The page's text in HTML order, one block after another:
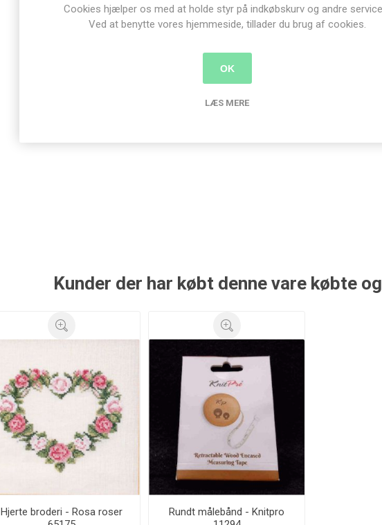
Kunder der har købt denne vare købte
Hjerte broderi - Rosa roser
Rundt målebånd - Knitpro
Cookies hjælper os med at holde styr på indkøbskurv og andre
Ved at benytte vores hjemmeside, tillader du brug af cookies.
OK
LÆS MERE